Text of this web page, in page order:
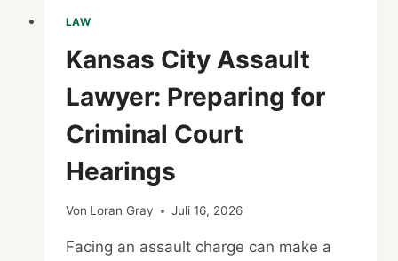
LAW
Kansas City Assault
Lawyer: Preparing for
Criminal Court
Hearings
Von Loran Gray Juli 16, 2026
Facing an assault charge can make a